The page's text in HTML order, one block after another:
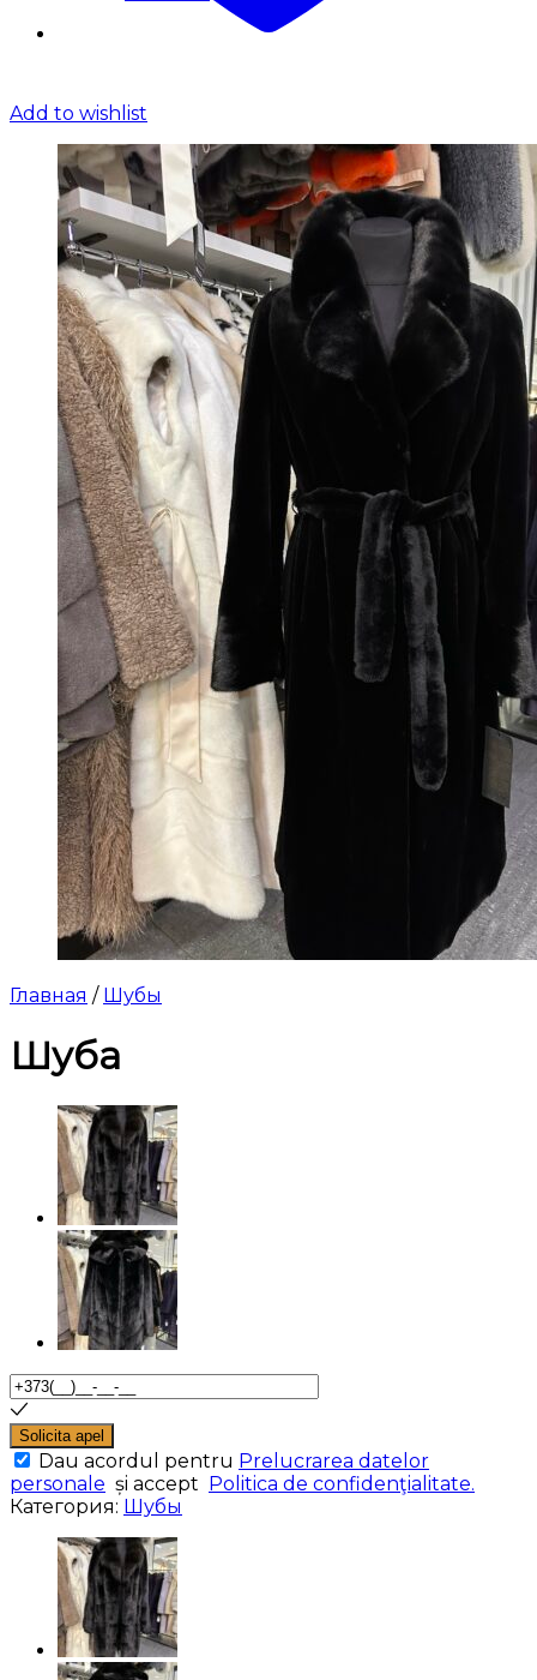
Add to wishlist
Главная / Шубы
Шуба
Solicita apel
Dau acordul pentru Prelucrarea datelor
personale și accept Politica de confidenţialitate.
Категория: Шубы